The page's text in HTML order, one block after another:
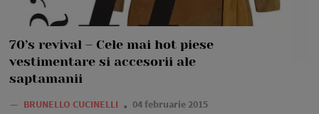
70’s revival – Cele mai hot piese
vestimentare si accesorii ale
saptamanii
— BRUNELLO CUCINELLI 04 februarie 2015